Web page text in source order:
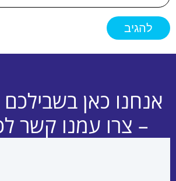
אנחנו כאן
– צרו עמנו קשר